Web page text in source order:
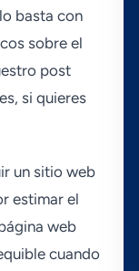
basta con
sobre el
post
si quieres
un sitio web
estimar el
web
cuando